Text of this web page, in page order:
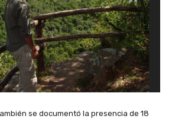
se documentó la presencia de 18